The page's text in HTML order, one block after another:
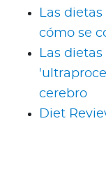
Las
cómo se
Las
cerebro
Diet